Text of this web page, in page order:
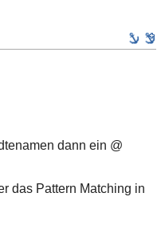
dann ein @
das Pattern Matching in